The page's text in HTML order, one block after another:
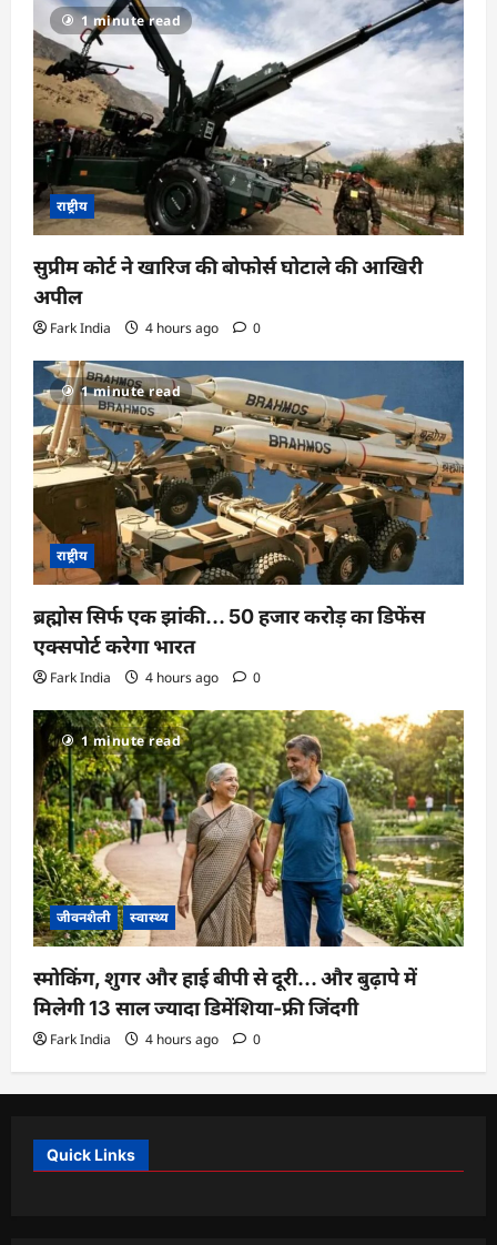
1 minute read
राष्ट्रीय
सुप्रीम कोर्ट ने खारिज की बोफोर्स घोटाले की आखिरी
अपील
Fark India 4 hours ago 0
1 minute read
राष्ट्रीय
ब्रह्मोस सिर्फ एक झांकी… 50 हजार करोड़ का डिफेंस
एक्सपोर्ट करेगा भारत
Fark India 4 hours ago 0
1 minute read
जीवनशैली स्वास्थ्य
स्मोकिंग, शुगर और हाई बीपी से दूरी… और बुढ़ापे में
मिलेगी 13 साल ज्यादा डिमेंशिया-फ्री जिंदगी
Fark India 4 hours ago 0
Quick Links